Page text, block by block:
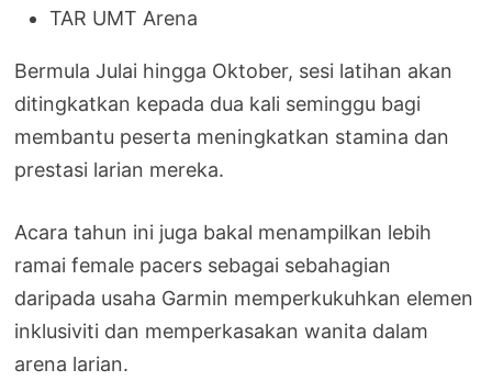
TAR UMT Arena
Bermula Julai hingga Oktober, sesi latihan akan
ditingkatkan kepada dua kali seminggu bagi
membantu peserta meningkatkan stamina dan
prestasi larian mereka.
Acara tahun ini juga bakal menampilkan lebih
ramai female pacers sebagai sebahagian
daripada usaha Garmin memperkukuhkan elemen
inklusiviti dan memperkasakan wanita dalam
arena larian.